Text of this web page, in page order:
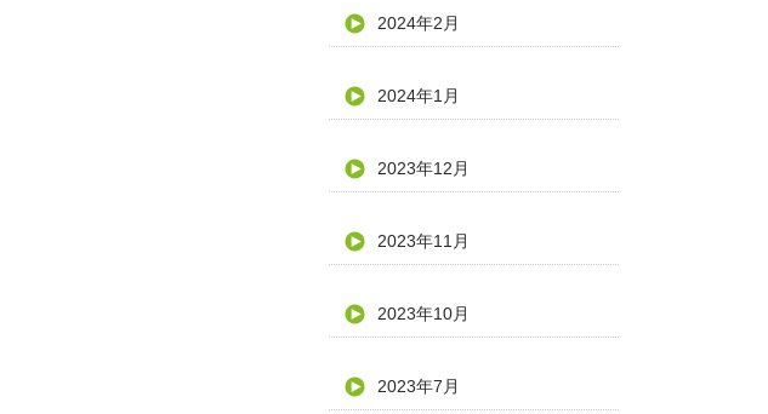
2024年2月
2024年1月
2023年12月
2023年11月
2023年10月
2023年7月